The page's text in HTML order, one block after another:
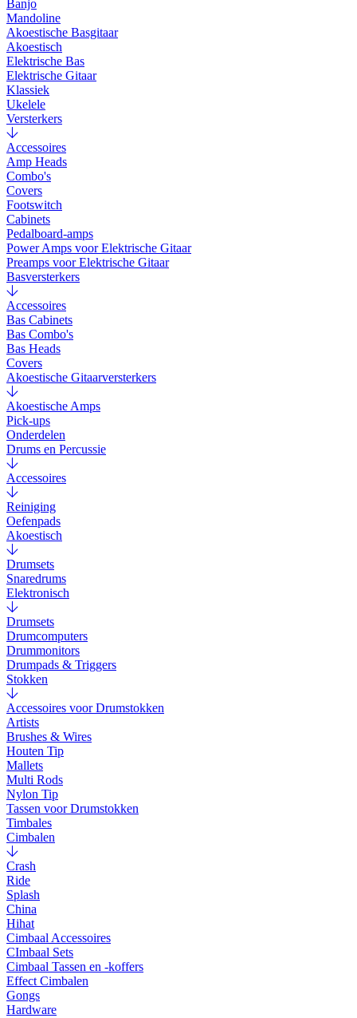
Banjo
Mandoline
Akoestische Basgitaar
Akoestisch
Elektrische Bas
Elektrische Gitaar
Klassiek
Ukelele
Versterkers
Accessoires
Amp Heads
Combo's
Covers
Footswitch
Cabinets
Pedalboard-amps
Power Amps voor Elektrische Gitaar
Preamps voor Elektrische Gitaar
Basversterkers
Accessoires
Bas Cabinets
Bas Combo's
Bas Heads
Covers
Akoestische Gitaarversterkers
Akoestische Amps
Pick-ups
Onderdelen
Drums en Percussie
Accessoires
Reiniging
Oefenpads
Akoestisch
Drumsets
Snaredrums
Elektronisch
Drumsets
Drumcomputers
Drummonitors
Drumpads & Triggers
Stokken
Accessoires voor Drumstokken
Artists
Brushes & Wires
Houten Tip
Mallets
Multi Rods
Nylon Tip
Tassen voor Drumstokken
Timbales
Cimbalen
Crash
Ride
Splash
China
Hihat
Cimbaal Accessoires
CImbaal Sets
Cimbaal Tassen en -koffers
Effect Cimbalen
Gongs
Hardware